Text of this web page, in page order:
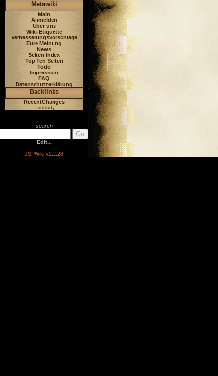
Metawiki
Main
Anmelden
Über uns
Wiki-Etiquette
Verbesserungsvorschläge
Eure Meinung
News
Seiten Index
Top Ten Seiten
Todo
Impressum
FAQ
Datenschutzerklärung
Backlinks
RecentChanges
...nobody
- search -
Edit...
JSPWiki v2.2.28